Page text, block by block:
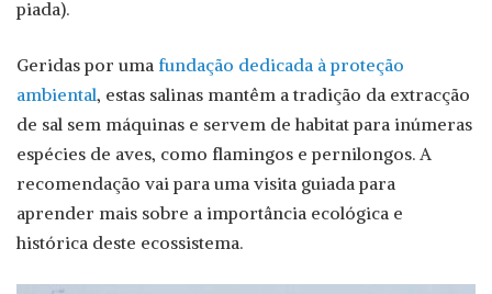
piada).
Geridas por uma fundação dedicada à proteção
ambiental, estas salinas mantêm a tradição da extracção
de sal sem máquinas e servem de habitat para inúmeras
espécies de aves, como flamingos e pernilongos. A
recomendação vai para uma visita guiada para
aprender mais sobre a importância ecológica e
histórica deste ecossistema.